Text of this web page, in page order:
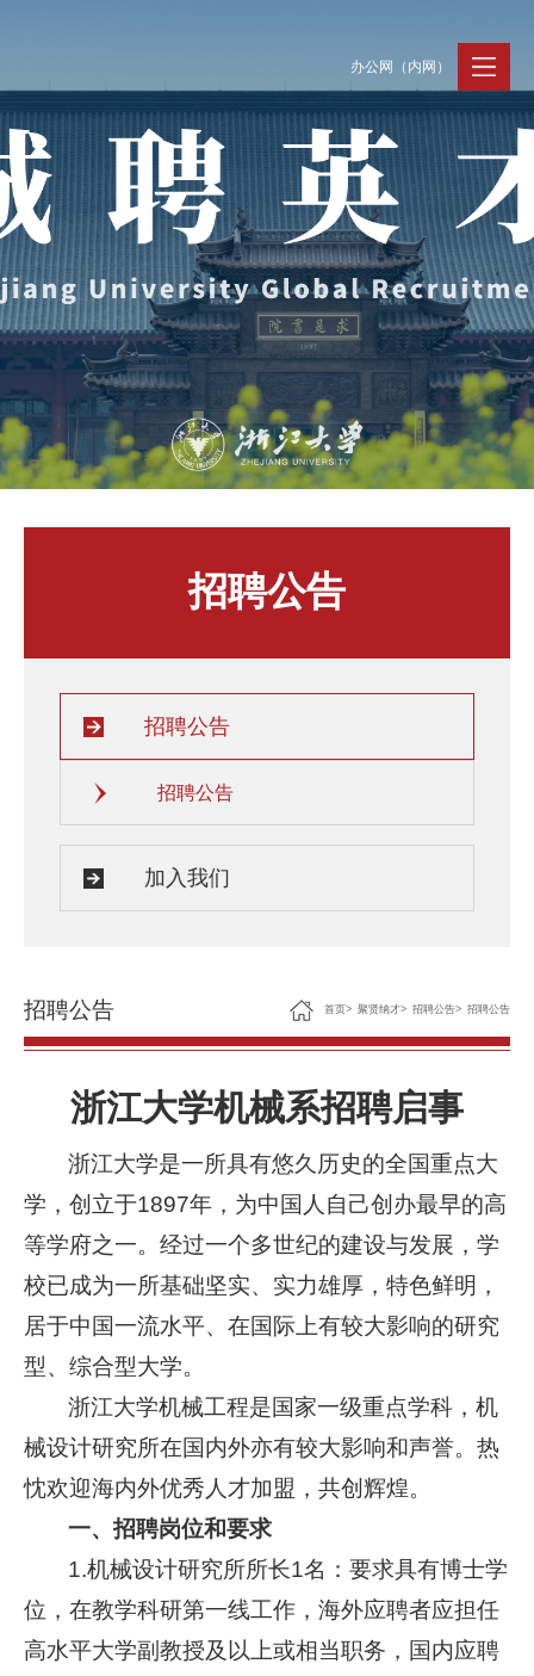
办公网（内网）
聚贤纳才
Jobs @ ZJU
招聘公告
加入我们
走进浙大
Discover ZJU
浙大简况
人才队伍
人才动态
News and Events
新闻速递
人才风采
事业发展
Careers @ ZJU
支持保障
Work and Life
住房资源
服务保障
招聘公告
招聘公告
招聘公告
加入我们
招聘公告 首页> 聚贤纳才> 招聘公告> 招聘公告
浙江大学机械系招聘启事
浙江大学是一所具有悠久历史的全国重点大
学，创立于1897年，为中国人自己创办最早的高
等学府之一。经过一个多世纪的建设与发展，学
校已成为一所基础坚实、实力雄厚，特色鲜明，
居于中国一流水平、在国际上有较大影响的研究
型、综合型大学。
浙江大学机械工程是国家一级重点学科，机
械设计研究所在国内外亦有较大影响和声誉。热
忱欢迎海内外优秀人才加盟，共创辉煌。
一、招聘岗位和要求
1.机械设计研究所所长1名：要求具有博士学
位，在教学科研第一线工作，海外应聘者应担任
高水平大学副教授及以上或相当职务，国内应聘